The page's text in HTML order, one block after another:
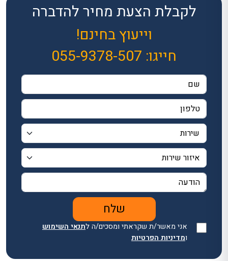
לקבלת הצעת מחיר להדברה
וייעוץ בחינם!
חייגו: 055-9378-507
אני מאשר/ת שקראתי ומסכים/ה לתנאי השימוש
ומדיניות הפרטיות